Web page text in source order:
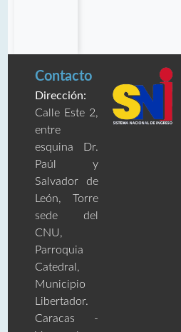
Contacto
Dirección:
Calle Este 2,
entre
esquina Dr.
Paúl y
Salvador de
León, Torre
sede del
CNU,
Parroquia
Catedral,
Municipio
Libertador.
Caracas -